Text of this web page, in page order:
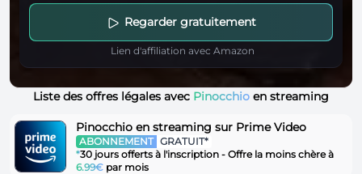
Regarder gratuitement
Lien d'affiliation avec Amazon
Liste des offres légales avec Pinocchio en streaming
Pinocchio en streaming sur Prime Video
ABONNEMENT GRATUIT*
*30 jours offerts à l'inscription - Offre la moins chère à
6.99€ par mois